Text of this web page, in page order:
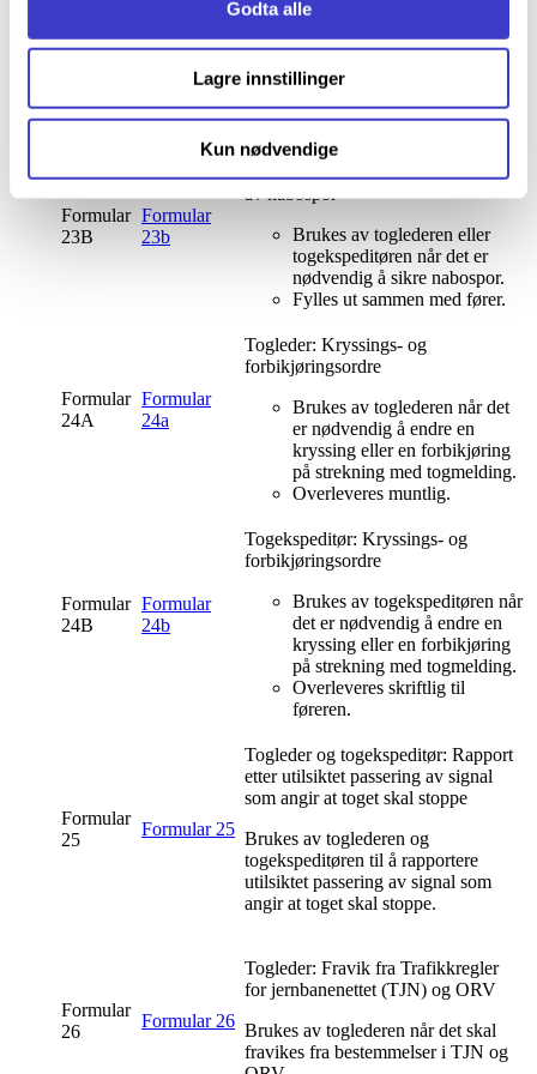
Godta alle
Lagre innstillinger
Kun nødvendige
Formular Formular
Fører: Sikring av nabospor
nødvendig å sikre nabospor.
Fylles ut sammen med
togleder eller togekspeditør.
Formular
23B
Formular
23b
Togleder og togekspeditør: Sikring
av nabospor
Brukes av toglederen eller
togekspeditøren når det er
nødvendig å sikre nabospor.
Fylles ut sammen med fører.
Formular
24A
Formular
24a
Togleder: Kryssings- og
forbikjøringsordre
Brukes av toglederen når det
er nødvendig å endre en
kryssing eller en forbikjøring
på strekning med togmelding.
Overleveres muntlig.
Formular
24B
Formular
24b
Togekspeditør: Kryssings- og
forbikjøringsordre
Brukes av togekspeditøren når
det er nødvendig å endre en
kryssing eller en forbikjøring
på strekning med togmelding.
Overleveres skriftlig til
føreren.
Formular
25
Formular 25
Togleder og togekspeditør: Rapport
etter utilsiktet passering av signal
som angir at toget skal stoppe
Brukes av toglederen og
togekspeditøren til å rapportere
utilsiktet passering av signal som
angir at toget skal stoppe.
Formular
26
Formular 26
Togleder: Fravik fra Trafikkregler
for jernbanenettet (TJN) og ORV
Brukes av toglederen når det skal
fravikes fra bestemmelser i TJN og